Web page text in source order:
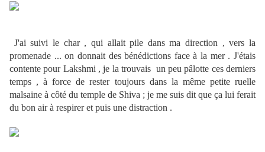
J'ai suivi le char , qui allait pile dans ma direction , vers la
promenade ... on donnait des bénédictions face à la mer . J'étais
contente pour Lakshmi , je la trouvais un peu pâlotte ces derniers
temps , à force de rester toujours dans la même petite ruelle
malsaine à côté du temple de Shiva ; je me suis dit que ça lui ferait
du bon air à respirer et puis une distraction .